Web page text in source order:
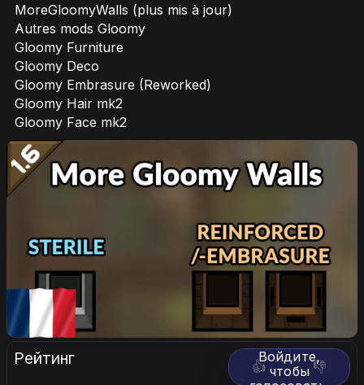
MoreGloomyWalls (plus mis à jour)
Autres mods Gloomy
Gloomy Furniture
Gloomy Deco
Gloomy Embrasure (Reworked)
Gloomy Hair mk2
Gloomy Face mk2
Рейтинг 👍 👎
Войдите,
чтобы